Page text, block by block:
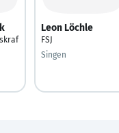
Leon Löchle
FSJ
Singen